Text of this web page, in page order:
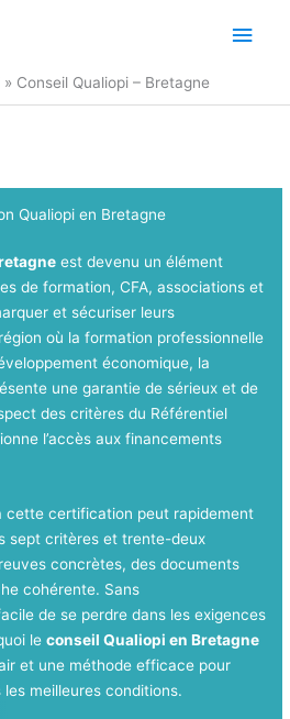
Conseil Qualiopi – Bretagne
Qualiopi en Bretagne
est devenu un élément
de formation, CFA, associations et
et sécuriser leurs
où la formation professionnelle
économique, la
une garantie de sérieux et de
des critères du Référentiel
l’accès aux financements
cette certification peut rapidement
sept critères et trente-deux
concrètes, des documents
cohérente. Sans
de se perdre dans les exigences
leconseil Qualiopi en Bretagne
et une méthode efficace pour
meilleures conditions.